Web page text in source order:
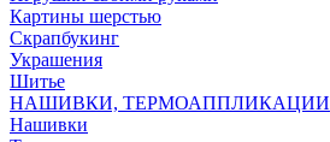
Картины шерстью
Скрапбукинг
Украшения
Шитье
НАШИВКИ, ТЕРМОАППЛИКАЦИИ
Нашивки